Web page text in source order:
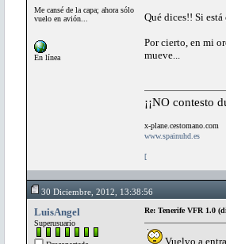
Me cansé de la capa; ahora sólo
vuelo en avión...
En línea
Qué dices!! Si
Por cierto, en mi
mueve...
¡¡NO contesto
x-plane.cestomano.com
www.spainuhd.es
[
30 Diciembre, 2012, 13:38:56
LuisAngel
Superusuario
Re: Tenerife VFR 1.0
Vuelvo a